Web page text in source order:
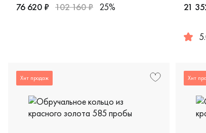
Женские, мужские, парные, красное и белое
76 620 ₽ 102 160 ₽ 25% 21
Хит продаж Хит